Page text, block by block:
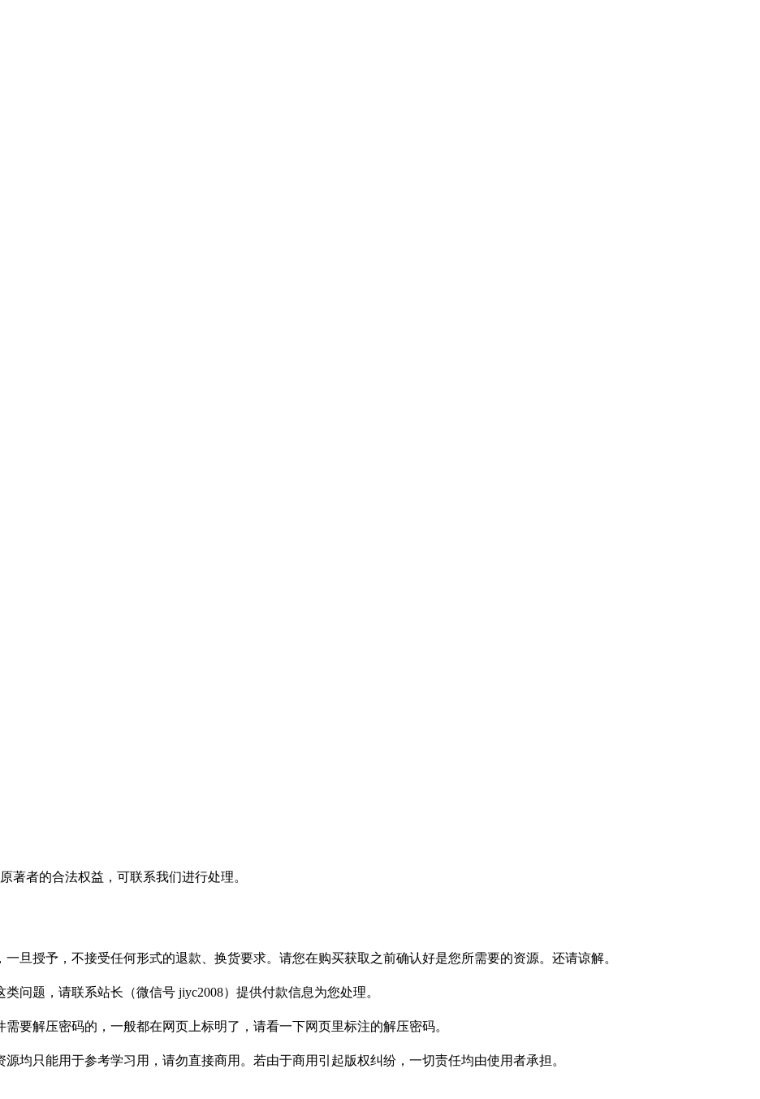
著者的合法权益，可联系我们进行处理。
旦授予，不接受任何形式的退款、换货要求。请您在购买获取之前确认好是您所需要的资源。还请谅解。
问题，请联系站长（微信号 jiyc2008）提供付款信息为您处理。
要解压密码的，一般都在网页上标明了，请看一下网页里标注的解压密码。
均只能用于参考学习用，请勿直接商用。若由于商用引起版权纠纷，一切责任均由使用者承担。